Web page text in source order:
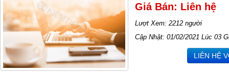
Giá Bán: Liên hệ
Lượt Xem: 2212 người
Cập Nhật: 01/02/2021 Lúc 03
LIÊN HỆ